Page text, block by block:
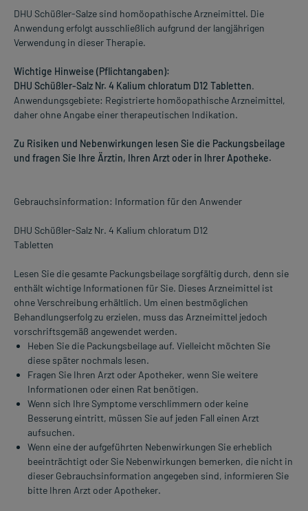
DHU Schüßler-Salze sind homöopathische Arzneimittel. Die
Anwendung erfolgt ausschließlich aufgrund der langjährigen
Verwendung in dieser Therapie.
Wichtige Hinweise (Pflichtangaben):
DHU Schüßler-Salz Nr. 4 Kalium chloratum D12 Tabletten.
Anwendungsgebiete: Registrierte homöopathische Arzneimittel,
daher ohne Angabe einer therapeutischen Indikation.
Zu Risiken und Nebenwirkungen lesen Sie die Packungsbeilage
und fragen Sie Ihre Ärztin, Ihren Arzt oder in Ihrer Apotheke.
Gebrauchsinformation: Information für den Anwender
DHU Schüßler-Salz Nr. 4 Kalium chloratum D12
Tabletten
Lesen Sie die gesamte Packungsbeilage sorgfältig durch, denn sie
enthält wichtige Informationen für Sie. Dieses Arzneimittel ist
ohne Verschreibung erhältlich. Um einen bestmöglichen
Behandlungserfolg zu erzielen, muss das Arzneimittel jedoch
vorschriftsgemäß angewendet werden.
Heben Sie die Packungsbeilage auf. Vielleicht möchten Sie
diese später nochmals lesen.
Fragen Sie Ihren Arzt oder Apotheker, wenn Sie weitere
Informationen oder einen Rat benötigen.
Wenn sich Ihre Symptome verschlimmern oder keine
Besserung eintritt, müssen Sie auf jeden Fall einen Arzt
aufsuchen.
Wenn eine der aufgeführten Nebenwirkungen Sie erheblich
beeinträchtigt oder Sie Nebenwirkungen bemerken, die nicht in
dieser Gebrauchsinformation angegeben sind, informieren Sie
bitte Ihren Arzt oder Apotheker.